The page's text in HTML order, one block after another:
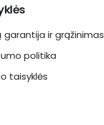
garantija ir grąžinimas
politika
taisyklės